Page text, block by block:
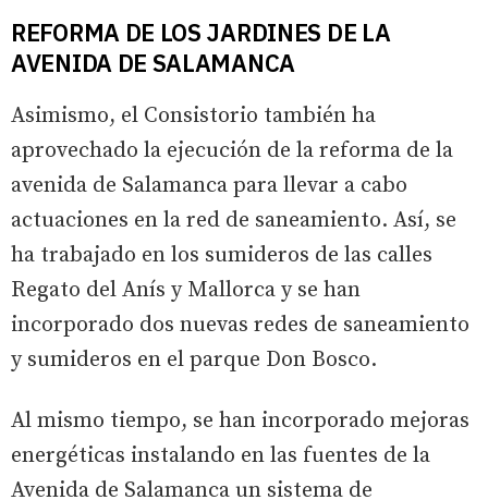
REFORMA DE LOS JARDINES DE LA
AVENIDA DE SALAMANCA
Asimismo, el Consistorio también ha
aprovechado la ejecución de la reforma de la
avenida de Salamanca para llevar a cabo
actuaciones en la red de saneamiento. Así, se
ha trabajado en los sumideros de las calles
Regato del Anís y Mallorca y se han
incorporado dos nuevas redes de saneamiento
y sumideros en el parque Don Bosco.
Al mismo tiempo, se han incorporado mejoras
energéticas instalando en las fuentes de la
Avenida de Salamanca un sistema de